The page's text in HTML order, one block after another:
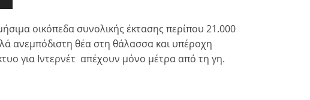
οικόπεδα συνολικής έκτασης περίπου 21.000
ανεμπόδιστη θέα στη θάλασσα και υπέροχη
για Ιντερνέτ απέχουν μόνο μέτρα από τη γη.